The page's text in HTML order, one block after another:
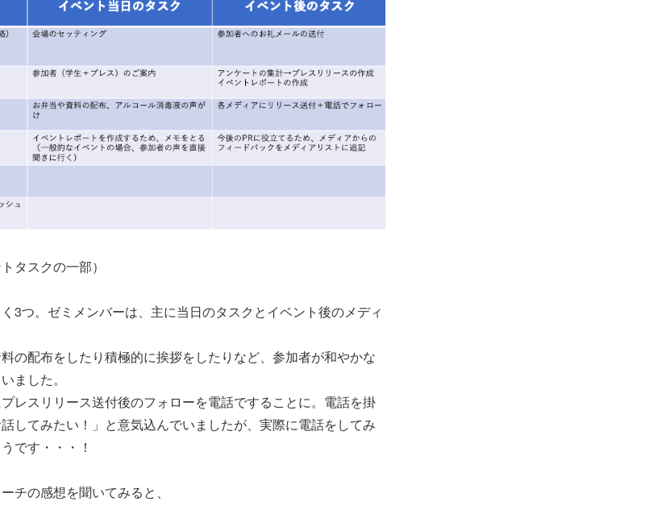
タスクの一部）
3つ。ゼミメンバーは、主に当日のタスクとイベント後のメディ
の配布をしたり積極的に挨拶をしたりなど、参加者が和やかな
ました。
レスリリース送付後のフォローを電話ですることに。 電話を掛
してみたい！」と意気込んでいましたが、実際に電話をしてみ
です・・・！
チの感想を聞いてみると、